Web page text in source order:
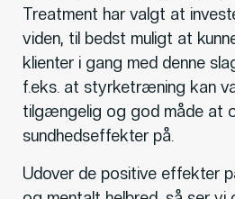
Treatment har valgt at
viden, til bedst muligt at
klienter i gang med denne
f.eks. at styrketræning kan
tilgængelig og god måde at
sundhedseffekter på.
Udover de positive effekter